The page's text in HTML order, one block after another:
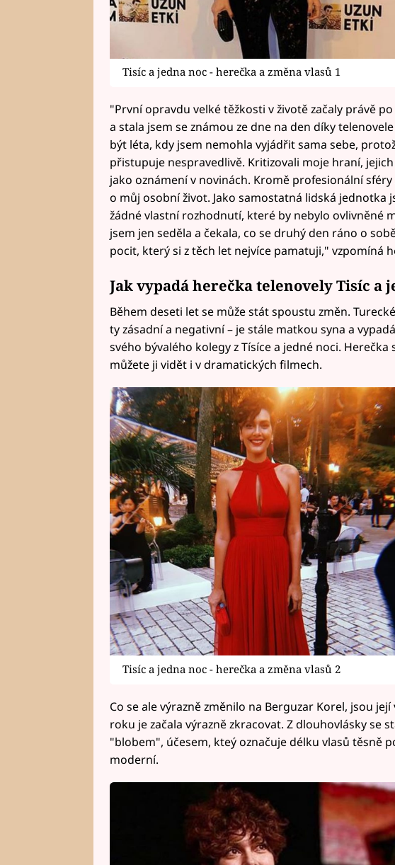
Tisíc a jedna noc - herečka a změna vlasů 1
"První opravdu velké těžkosti v životě začaly právě
a stala jsem se známou ze dne na den díky
být léta, kdy jsem nemohla vyjádřit sama sebe,
přistupuje nespravedlivě. Kritizovali moje hraní,
jako oznámení v novinách. Kromě profesionální
o můj osobní život. Jako samostatná lidská jednotka
žádné vlastní rozhodnutí, které by nebylo ovlivněné
jsem jen seděla a čekala, co se druhý den ráno o
pocit, který si z těch let nejvíce pamatuji," vzpomíná
Jak vypadá herečka telenovely Tisíc a
Během deseti let se může stát spoustu změn.
ty zásadní a negativní – je stále matkou syna a
svého bývalého kolegy z Tísíce a jedné noci. Herečka
můžete ji vidět i v dramatických filmech.
Tisíc a jedna noc - herečka a změna vlasů 2
Co se ale výrazně změnilo na Berguzar Korel, jsou
roku je začala výrazně zkracovat. Z dlouhovlásky se
"blobem", účesem, kteý označuje délku vlasů těsně
moderní.